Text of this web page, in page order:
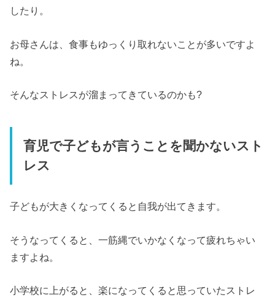
したり。
お母さんは、食事もゆっくり取れないことが多いですよ
ね。
そんなストレスが溜まってきているのかも?
育児で子どもが言うことを聞かないスト
レス
子どもが大きくなってくると自我が出てきます。
そうなってくると、一筋縄でいかなくなって疲れちゃい
ますよね。
小学校に上がると、楽になってくると思っていたストレ